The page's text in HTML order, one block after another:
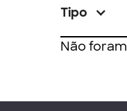
Tipo
Não